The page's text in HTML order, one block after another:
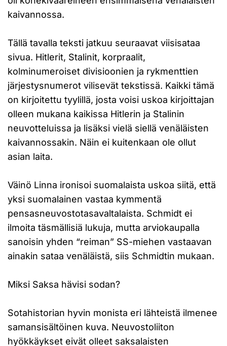
kaivannossa.
Tällä tavalla teksti jatkuu seuraavat viisisataa
sivua. Hitlerit, Stalinit, korpraalit,
kolminumeroiset divisioonien ja rykmenttien
järjestysnumerot vilisevät tekstissä. Kaikki tämä
on kirjoitettu tyylillä, josta voisi uskoa kirjoittajan
olleen mukana kaikissa Hitlerin ja Stalinin
neuvotteluissa ja lisäksi vielä siellä venäläisten
kaivannossakin. Näin ei kuitenkaan ole ollut
asian laita.
Väinö Linna ironisoi suomalaista uskoa siitä, että
yksi suomalainen vastaa kymmentä
pensasneuvostotasavaltalaista. Schmidt ei
ilmoita täsmällisiä lukuja, mutta arviokaupalla
sanoisin yhden “reiman” SS-miehen vastaavan
ainakin sataa venäläistä, siis Schmidtin mukaan.
Miksi Saksa hävisi sodan?
Sotahistorian hyvin monista eri lähteistä ilmenee
samansisältöinen kuva. Neuvostoliiton
hyökkäykset eivät olleet saksalaisten